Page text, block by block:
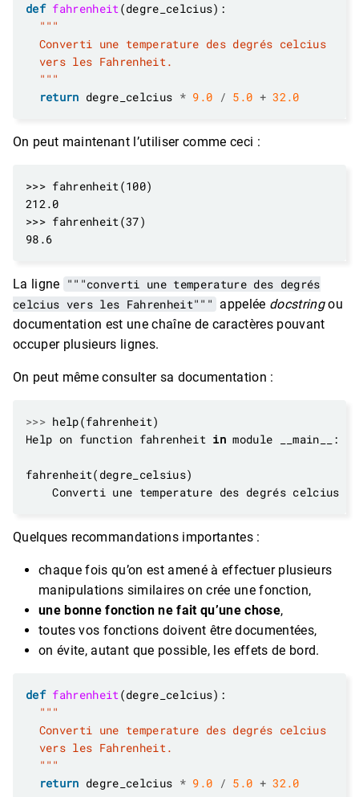
def fahrenheit
  """
return degre_celcius * 9.0 / 5.0 + 32.0
On peut maintenant l’utiliser comme ceci :
La ligne """converti une temperature des degrés
celcius vers les Fahrenheit""" appelée docstringou
documentation est une chaîne de caractères pouvant
occuper plusieurs lignes.
On peut même consulter sa documentation :
>>>
Help on function fahrenheit in
Quelques recommandations importantes :
chaque fois qu’on est amené à effectuer plusieurs
manipulations similaires on crée une fonction,
une bonne fonction ne fait qu’une chose,
toutes vos fonctions doivent être documentées,
on évite, autant que possible, les effets de bord.
def fahrenheit
  Converti une temperature des degrés celcius
  """
return degre_celcius * 9.0 / 5.0 + 32.0